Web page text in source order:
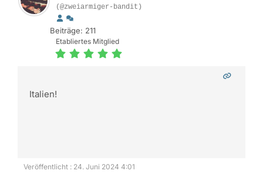
(@zweiarmiger-bandit)
Beiträge: 211
Etabliertes Mitglied
Italien!
Veröffentlicht : 24. Juni 2024 4:01